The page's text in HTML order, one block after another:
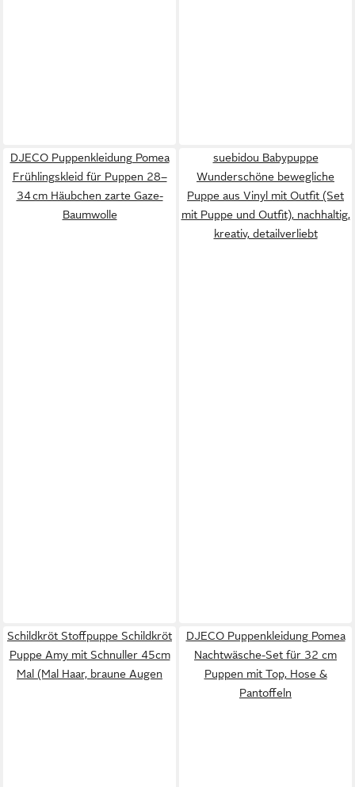
DJECO Puppenkleidung Pomea
Frühlingskleid für Puppen 28–
34 cm Häubchen zarte Gaze-
Baumwolle
suebidou Babypuppe
Wunderschöne bewegliche
Puppe aus Vinyl mit Outfit (Set
mit Puppe und Outfit), nachhaltig,
kreativ, detailverliebt
Schildkröt Stoffpuppe Schildkröt
Puppe Amy mit Schnuller 45cm
Mal (Mal Haar, braune Augen
DJECO Puppenkleidung Pomea
Nachtwäsche-Set für 32 cm
Puppen mit Top, Hose &
Pantoffeln